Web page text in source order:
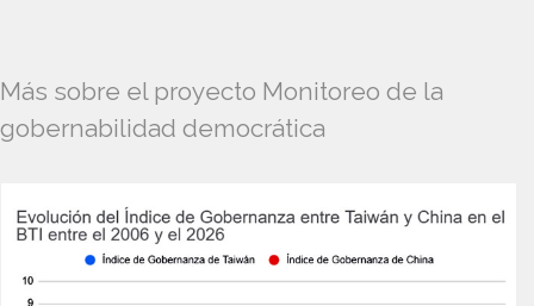
Más sobre el proyecto Monitoreo de la
gobernabilidad democrática